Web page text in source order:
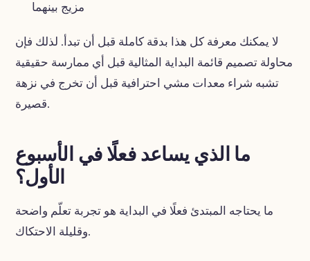
مزيج بينهما
لا يمكنك معرفة كل هذا بدقة كاملة قبل أن تبدأ. لذلك فإن
محاولة تصميم قائمة البداية المثالية قبل أي ممارسة حقيقية
تشبه شراء معدات مشي احترافية قبل أن تخرج في نزهة
قصيرة.
ما الذي يساعد فعلًا في الأسبوع
الأول؟
ما يحتاجه المبتدئ فعلًا في البداية هو تجربة تعلّم واضحة
وقليلة الاحتكاك.